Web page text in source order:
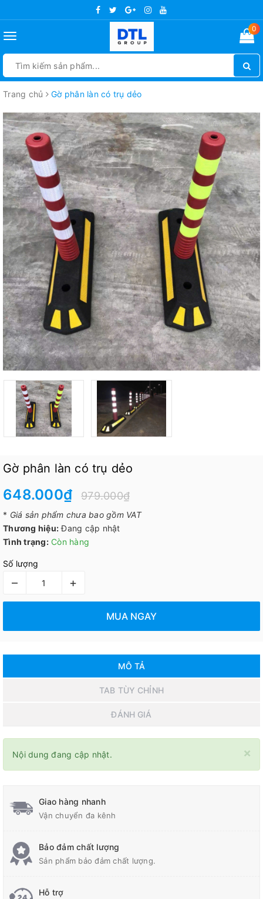
Toggle
0
Trang chủ Gờ phân làn có trụ dẻo
Gờ phân làn có trụ dẻo
648.000₫ 979.000₫
* Giá sản phẩm chưa bao gồm VAT
Thương hiệu: Đang cập nhật
Tình trạng: Còn hàng
Số lượng
– +
MUA NGAY
MÔ TẢ
TAB TÙY CHỈNH
ĐÁNH GIÁ
×
Nội dung đang cập nhật.
Giao hàng nhanh
Vận chuyển đa kênh
Bảo đảm chất lượng
Sản phẩm bảo đảm chất lượng.
Hỗ trợ